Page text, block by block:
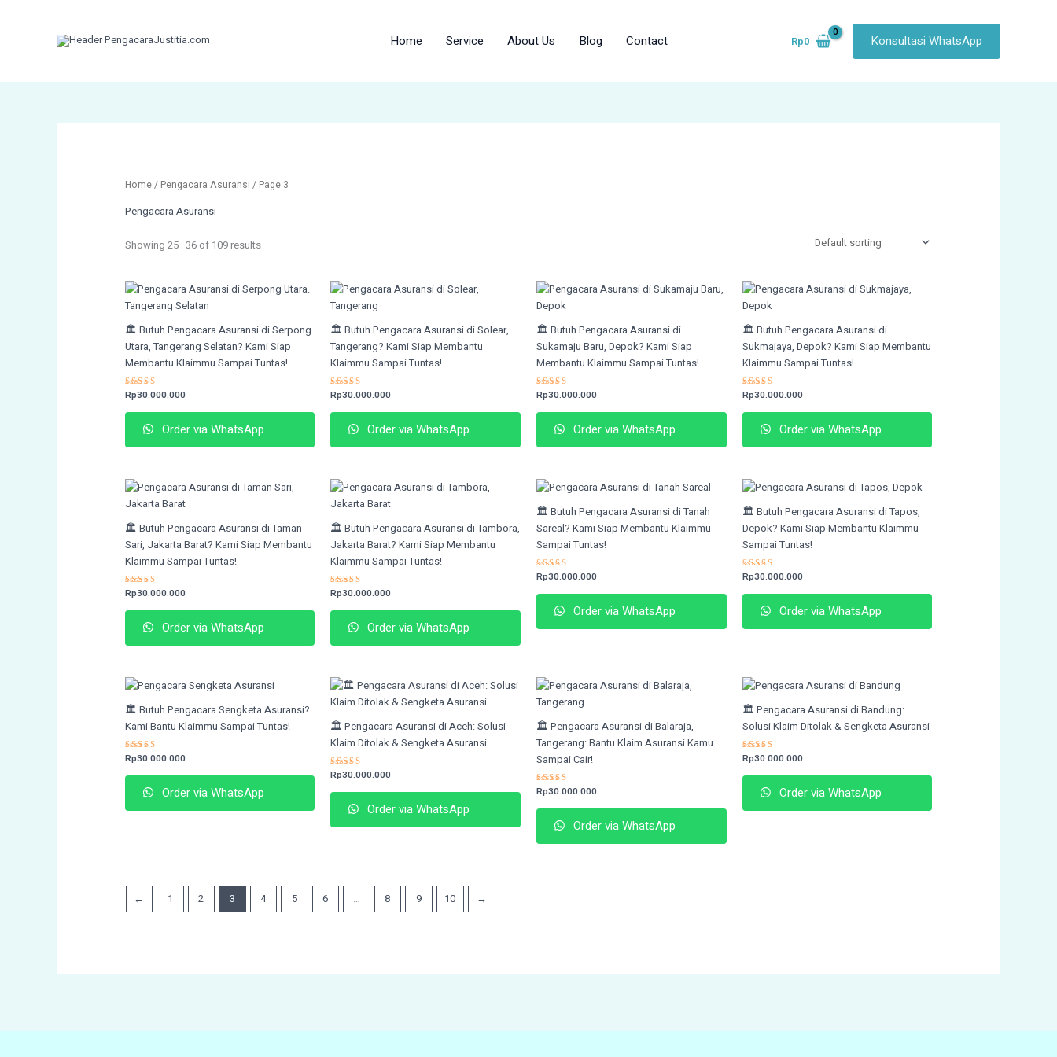
Home Service About Us Blog Contact Rp0 Konsultasi WhatsApp
Home/ Pengacara Asuransi / Page 3
Pengacara Asuransi
Showing 25–36 of 109 results
🏛️ Butuh Pengacara Asuransi di Serpong
Utara, Tangerang Selatan? Kami Siap
Membantu Klaimmu Sampai Tuntas!
Rated
4.59
out of 5
Rp30.000.000
Order via WhatsApp
🏛️ Butuh Pengacara Asuransi di Solear,
Tangerang? Kami Siap Membantu
Klaimmu Sampai Tuntas!
Rated
4.29
out of 5
Rp30.000.000
Order via WhatsApp
🏛️ Butuh Pengacara Asuransi di
Sukamaju Baru, Depok? Kami Siap
Membantu Klaimmu Sampai Tuntas!
Rated
4.53
out of 5
Rp30.000.000
Order via WhatsApp
🏛️ Butuh Pengacara Asuransi di
Sukmajaya, Depok? Kami Siap Membantu
Klaimmu Sampai Tuntas!
Rated
4.74
out of 5
Rp30.000.000
Order via WhatsApp
🏛️ Butuh Pengacara Asuransi di Taman
Sari, Jakarta Barat? Kami Siap Membantu
Klaimmu Sampai Tuntas!
Rated
4.82
out of 5
Rp30.000.000
Order via WhatsApp
🏛️ Butuh Pengacara Asuransi di Tambora,
Jakarta Barat? Kami Siap Membantu
Klaimmu Sampai Tuntas!
Rated
4.74
out of 5
Rp30.000.000
Order via WhatsApp
🏛️ Butuh Pengacara Asuransi di Tanah
Sareal? Kami Siap Membantu Klaimmu
Sampai Tuntas!
Rated
4.66
out of 5
Rp30.000.000
Order via WhatsApp
🏛️ Butuh Pengacara Asuransi di Tapos,
Depok? Kami Siap Membantu Klaimmu
Sampai Tuntas!
Rated
4.69
out of 5
Rp30.000.000
Order via WhatsApp
🏛️ Butuh Pengacara Sengketa Asuransi?
Kami Bantu Klaimmu Sampai Tuntas!
Rated
4.75
out of 5
Rp30.000.000
Order via WhatsApp
🏛️ Pengacara Asuransi di Aceh: Solusi
Klaim Ditolak & Sengketa Asuransi
Rated
4.72
out of 5
Rp30.000.000
Order via WhatsApp
🏛️ Pengacara Asuransi di Balaraja,
Tangerang: Bantu Klaim Asuransi Kamu
Sampai Cair!
Rated
4.65
out of 5
Rp30.000.000
Order via WhatsApp
🏛️ Pengacara Asuransi di Bandung:
Solusi Klaim Ditolak & Sengketa Asuransi
Rated
4.74
out of 5
Rp30.000.000
Order via WhatsApp
← 1 2 3 4 5 6 … 8 9 10 →